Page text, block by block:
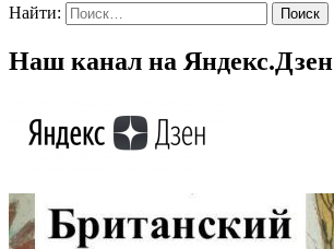
Найти:
Наш канал на Яндекс.Дзен